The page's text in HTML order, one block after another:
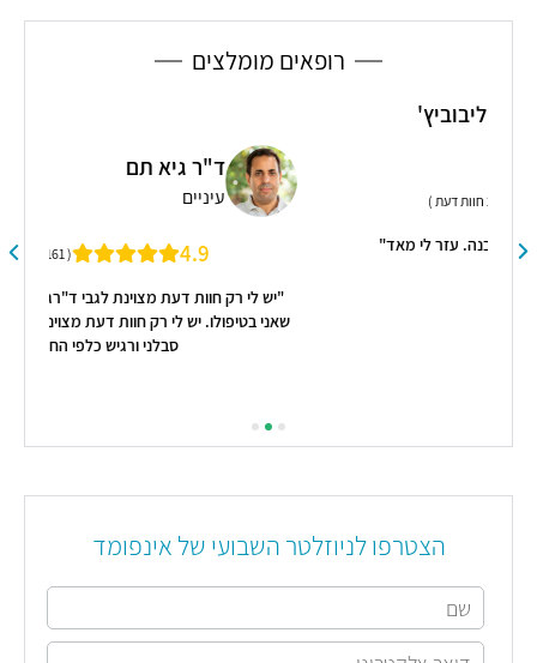
רופאים מומלצים
ד"ר גיא תם
( 161 חוות דעת )
"יש לי רק חוות דעת מצוינת לגבי ד"רגיא תם. כל יום מברכת
שאני בטיפולו. יש לי רק חוות דעת מצוינת עליו.בעל ידע מעולה
סבלני ורגיש כלפי החולים"
הצטרפו לניוזלטר השבועי של אינפומד